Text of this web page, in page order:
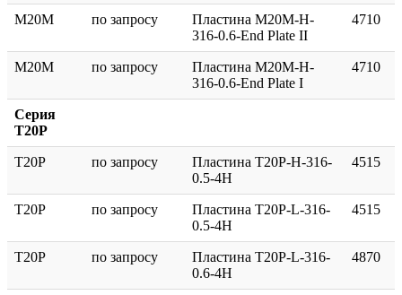
M20M по запросу
Пластина M20M-H-
316-0.6-End Plate II
4710
M20M по запросу
Пластина M20M-H-
316-0.6-End Plate I
4710
Серия
T20P
T20P по запросу
Пластина T20P-H-316-
0.5-4H
4515
T20P по запросу
Пластина T20P-L-316-
0.5-4H
4515
T20P по запросу
Пластина T20P-L-316-
0.6-4H
4870